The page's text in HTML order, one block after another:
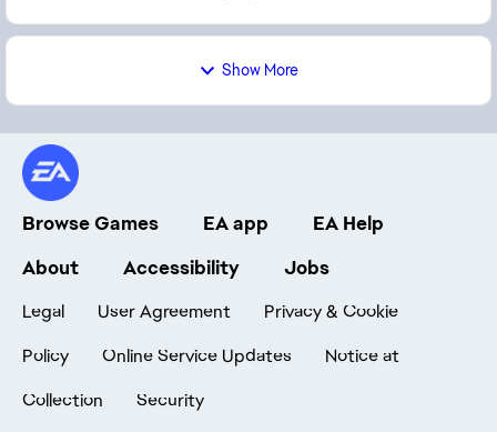
Show More
Browse Games EA app
EA Help
About
Accessibility Jobs
Legal User Agreement
Privacy & Cookie
Policy
Online Service Updates
Notice at
Collection
Security